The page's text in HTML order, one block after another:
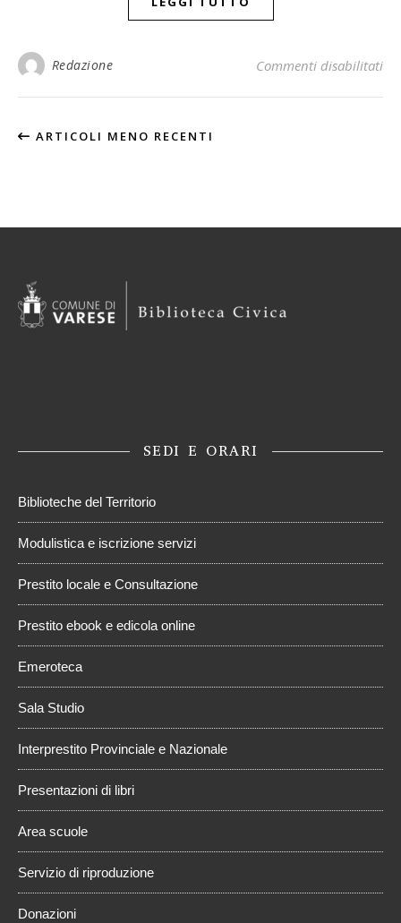
Redazione Commenti disabilitati
ARTICOLI MENO RECENTI
SEDI E ORARI
Biblioteche del Territorio
Modulistica e iscrizione servizi
Prestito locale e Consultazione
Prestito ebook e edicola online
Emeroteca
Sala Studio
Interprestito Provinciale e Nazionale
Presentazioni di libri
Area scuole
Servizio di riproduzione
Donazioni